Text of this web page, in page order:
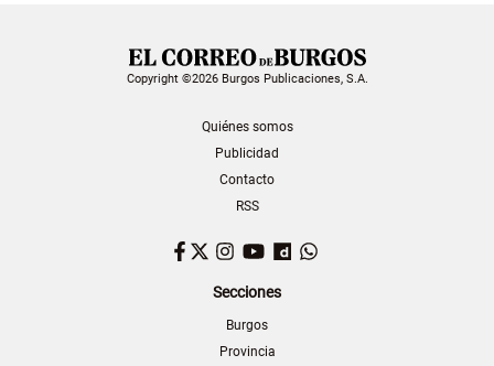
Copyright ©2026 Burgos Publicaciones, S.A.
Quiénes somos
Publicidad
Contacto
RSS
Facebook
TwitterInstagram
YouTubeDailymotion
Secciones
Burgos
Provincia